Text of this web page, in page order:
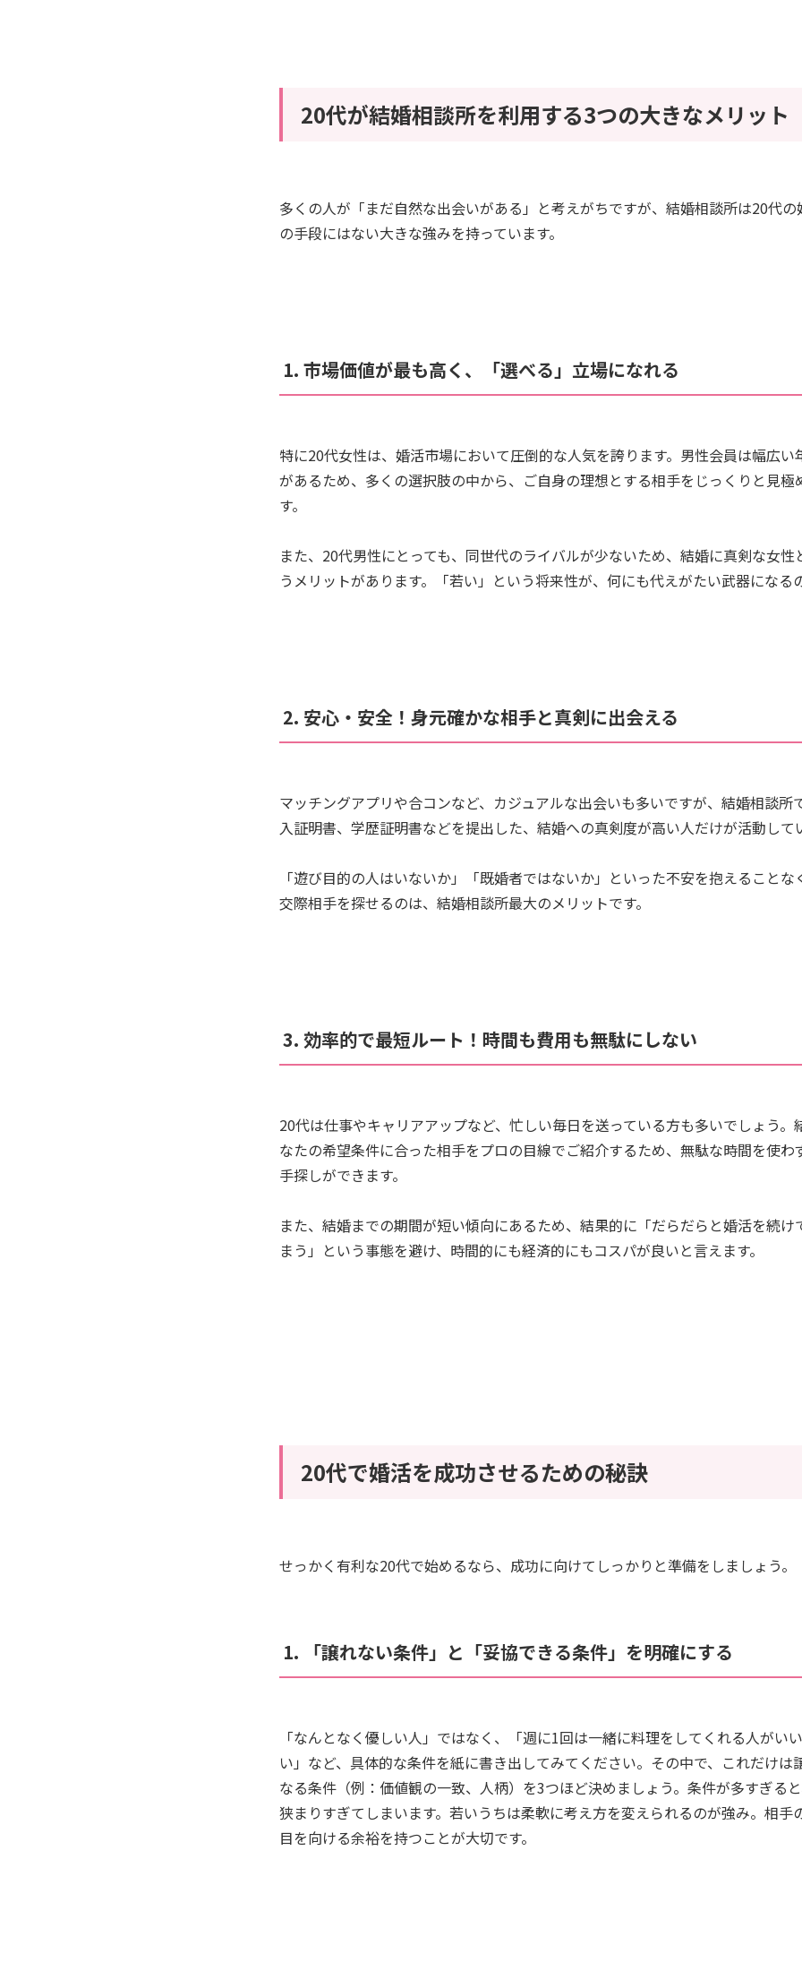
20代が結婚相談所を利用する3つの大きなメリット
多くの人が「まだ自然な出会いがある」と考えがちですが、結婚相談所は20代
の手段にはない大きな強みを持っています。
1. 市場価値が最も高く、「選べる」立場になれる
特に20代女性は、婚活市場において圧倒的な人気を誇ります。男性会員は幅広い
があるため、多くの選択肢の中から、ご自身の理想とする相手をじっくりと見極
す。
また、20代男性にとっても、同世代のライバルが少ないため、結婚に真剣な女性
うメリットがあります。「若い」という将来性が、何にも代えがたい武器になる
2. 安心・安全！身元確かな相手と真剣に出会える
マッチングアプリや合コンなど、カジュアルな出会いも多いですが、結婚相談所
入証明書、学歴証明書などを提出した、結婚への真剣度が高い人だけが活動して
「遊び目的の人はいないか」「既婚者ではないか」といった不安を抱えること
交際相手を探せるのは、結婚相談所最大のメリットです。
3. 効率的で最短ルート！時間も費用も無駄にしない
20代は仕事やキャリアアップなど、忙しい毎日を送っている方も多いでしょう。
なたの希望条件に合った相手をプロの目線でご紹介するため、無駄な時間を使わ
手探しができます。
また、結婚までの期間が短い傾向にあるため、結果的に「だらだらと婚活を続け
まう」という事態を避け、時間的にも経済的にもコスパが良いと言えます。
20代で婚活を成功させるための秘訣
せっかく有利な20代で始めるなら、成功に向けてしっかりと準備をしましょう。
1. 「譲れない条件」と「妥協できる条件」を明確にする
「なんとなく優しい人」ではなく、「週に1回は一緒に料理をしてくれる人がい
い」など、具体的な条件を紙に書き出してみてください。その中で、これだけは
なる条件（例：価値観の一致、人柄）を3つほど決めましょう。条件が多すぎる
狭まりすぎてしまいます。若いうちは柔軟に考え方を変えられるのが強み。相手
目を向ける余裕を持つことが大切です。